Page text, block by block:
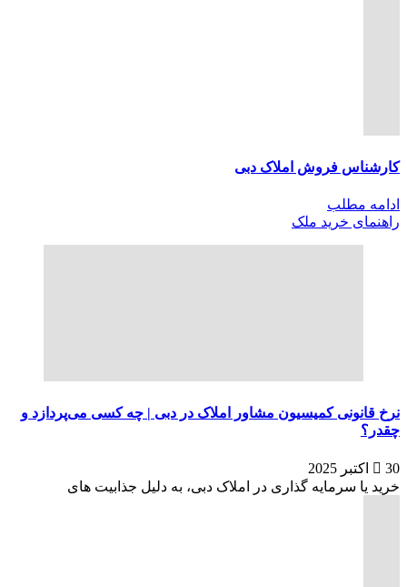
کارشناس فروش املاک دبی
ادامه مطلب
راهنمای خرید ملک
نرخ قانونی کمیسیون مشاور املاک در دبی | چه کسی می‌پردازد و
چقدر؟
30 اکتبر 2025
خرید یا سرمایه گذاری در املاک دبی، به دلیل جذابیت های